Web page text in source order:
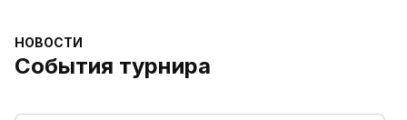
НОВОСТИ
События турнира